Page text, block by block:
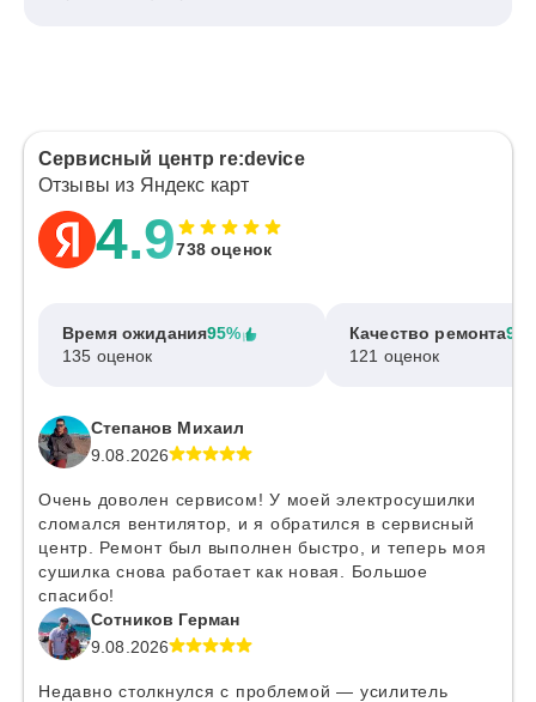
Сервисный центр re:device
Отзывы из Яндекс карт
4.9738 оценок
Время ожидания95%
135 оценок
Качество ремонта
121 оценок
Степанов Михаил
9.08.2026
Очень доволен сервисом! У моей электросушилки
сломался вентилятор, и я обратился в сервисный
центр. Ремонт был выполнен быстро, и теперь моя
сушилка снова работает как новая. Большое
спасибо!
Сотников Герман
9.08.2026
Недавно столкнулся с проблемой — усилитель